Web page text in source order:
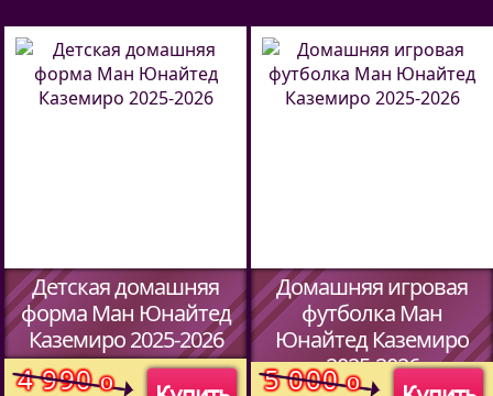
Детская домашняя
форма Ман Юнайтед
Каземиро 2025-2026
(Код:5902701
4 990o
Домашняя игровая
футболка Ман
Юнайтед Каземиро
2025-2026
5 000o